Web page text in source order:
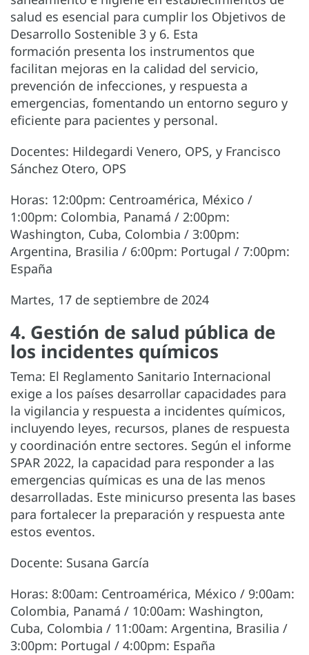
salud es esencial para cumplir los Objetivos de
Desarrollo Sostenible 3 y 6. Esta
formación presenta los instrumentos que
facilitan mejoras en la calidad del servicio,
prevención de infecciones, y respuesta a
emergencias, fomentando un entorno seguro y
eficiente para pacientes y personal.
Docentes: Hildegardi Venero, OPS, y Francisco
Sánchez Otero, OPS
Horas: 12:00pm: Centroamérica, México /
1:00pm: Colombia, Panamá / 2:00pm:
Washington, Cuba, Colombia / 3:00pm:
Argentina, Brasilia / 6:00pm: Portugal / 7:00pm:
España
Martes, 17 de septiembre de 2024
4. Gestión de salud pública de
los incidentes químicos
Tema: El Reglamento Sanitario Internacional
exige a los países desarrollar capacidades para
la vigilancia y respuesta a incidentes químicos,
incluyendo leyes, recursos, planes de respuesta
y coordinación entre sectores. Según el informe
SPAR 2022, la capacidad para responder a las
emergencias químicas es una de las menos
desarrolladas. Este minicurso presenta las bases
para fortalecer la preparación y respuesta ante
estos eventos.
Docente: Susana García
Horas: 8:00am: Centroamérica, México / 9:00am:
Colombia, Panamá / 10:00am: Washington,
Cuba, Colombia / 11:00am: Argentina, Brasilia /
3:00pm: Portugal / 4:00pm: España